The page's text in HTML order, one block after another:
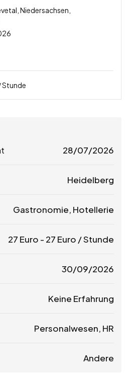
Niedersachsen,
Stunde
28/07/2026
Heidelberg
Gastronomie, Hotellerie
27 Euro - 27 Euro / Stunde
30/09/2026
Keine Erfahrung
Personalwesen, HR
Andere